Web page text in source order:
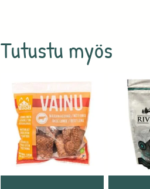
Tutustu myös